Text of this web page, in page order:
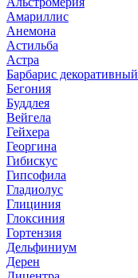
Амариллис
Анемона
Астильба
Астра
Барбарис декоративный
Бегония
Буддлея
Вейгела
Гейхера
Георгина
Гибискус
Гипсофила
Гладиолус
Глициния
Глоксиния
Гортензия
Дельфиниум
Дерен